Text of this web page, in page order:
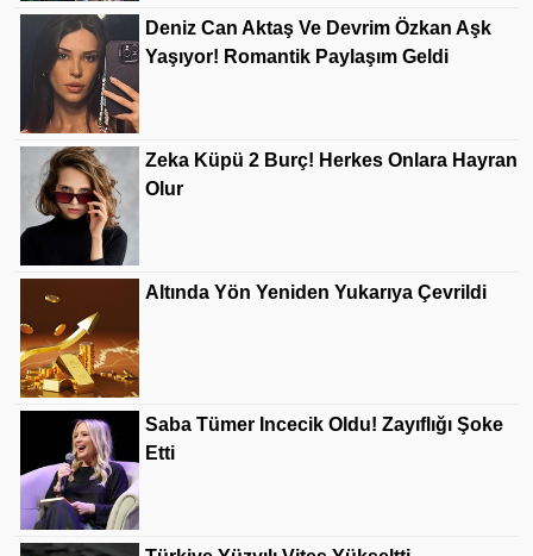
Deniz Can Aktaş Ve Devrim Özkan Aşk
Yaşıyor! Romantik Paylaşım Geldi
Zeka Küpü 2 Burç! Herkes Onlara Hayran
Olur
Altında Yön Yeniden Yukarıya Çevrildi
Saba Tümer Incecik Oldu! Zayıflığı Şoke
Etti